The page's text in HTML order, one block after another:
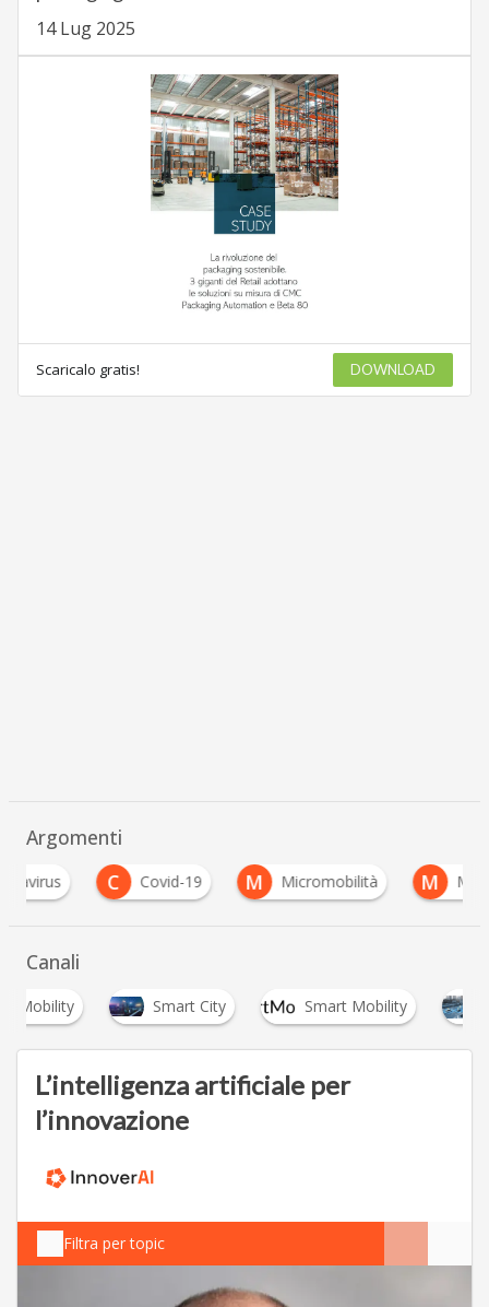
14 Lug 2025
Scaricalo gratis! DOWNLOAD
Argomenti
C
Covid-19 M Micromobilità M Mobilità
Canali
Smart City Smart Mobility Smart Road
L’intelligenza artificiale per
l’innovazione
Filtra per topic